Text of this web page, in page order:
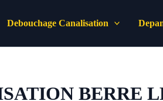
Debouchage Canalisation
BERRE